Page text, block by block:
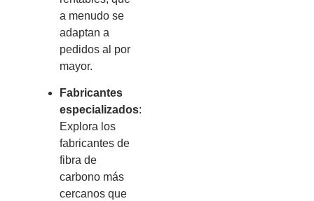
a menudo se
adaptan a
pedidos al por
mayor.
Fabricantes
especializados:
Explora los
fabricantes de
fibra de
carbono más
cercanos que